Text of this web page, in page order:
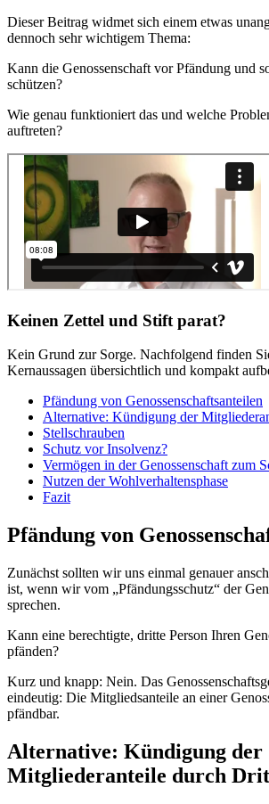
Dieser Beitrag widmet sich einem etwas
dennoch sehr wichtigem Thema:
Kann die Genossenschaft vor Pfändung und
schützen?
Wie genau funktioniert das und welche
auftreten?
Keinen Zettel und Stift parat?
Kein Grund zur Sorge. Nachfolgend finden
Kernaussagen übersichtlich und kompakt
Pfändung von Genossenschaftsanteilen
Alternative: Kündigung der
Stellschrauben
Schutz vor Insolvenz?
Vermögen in der Genossenschaft zum
Nutzen der Wohlverhaltensphase
Fazit
Pfändung von
Zunächst sollten wir uns einmal genauer
ist, wenn wir vom „Pfändungsschutz“ der
sprechen.
Kann eine berechtigte, dritte Person Ihren
pfänden?
Kurz und knapp: Nein. Das
eindeutig: Die Mitgliedsanteile an einer
pfändbar.
Alternative: Kündigung der
Mitgliederanteile durch